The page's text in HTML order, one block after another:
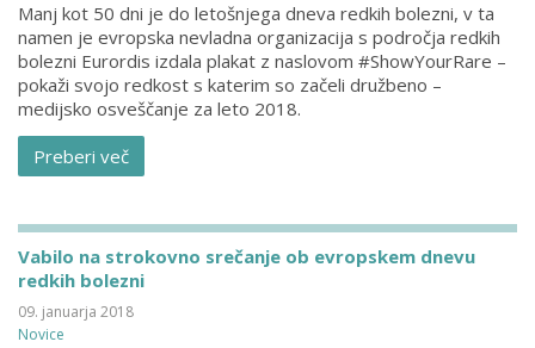
Manj kot 50 dni je do letošnjega dneva redkih bolezni, v ta
namen je evropska nevladna organizacija s področja redkih
bolezni Eurordis izdala plakat z naslovom #ShowYourRare –
pokaži svojo redkost s katerim so začeli družbeno –
medijsko osveščanje za leto 2018.
Preberi več
Vabilo na strokovno srečanje ob evropskem dnevu
redkih bolezni
09. januarja 2018
Novice